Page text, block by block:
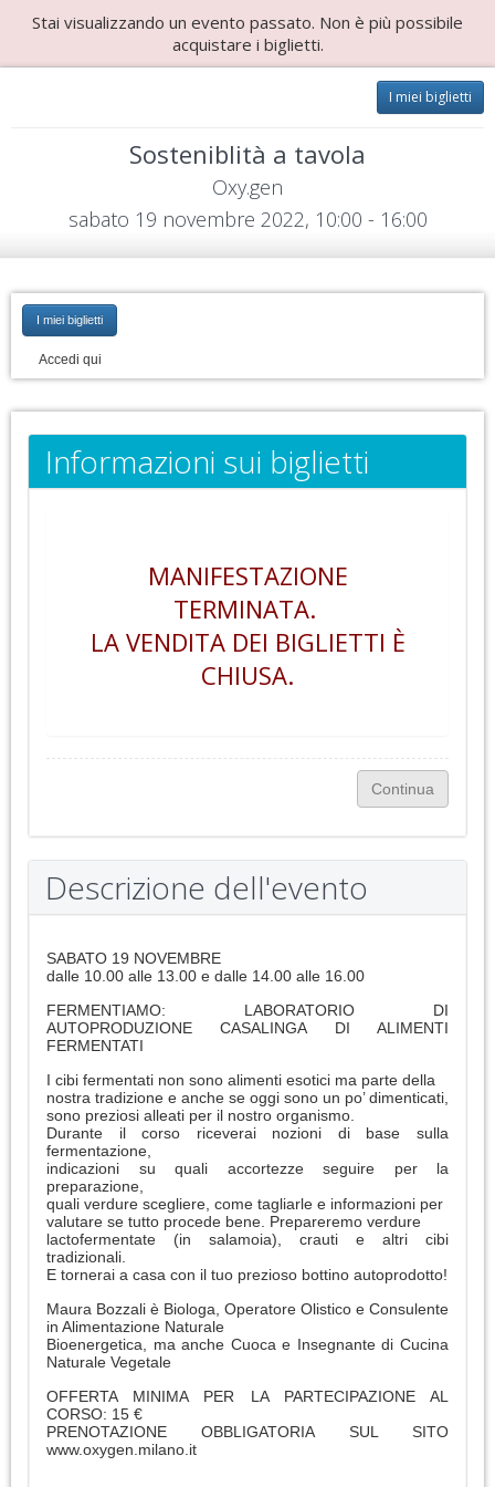
Stai visualizzando un evento passato. Non è più possibile
acquistare i biglietti.
I miei biglietti
Sosteniblità a tavola
Oxy.gen
sabato 19 novembre 2022, 10:00 - 16:00
I miei biglietti
Accedi qui
Informazioni sui biglietti
MANIFESTAZIONE
TERMINATA.
LA VENDITA DEI BIGLIETTI È
CHIUSA.
Descrizione dell'evento
SABATO 19 NOVEMBRE
dalle 10.00 alle 13.00 e dalle 14.00 alle 16.00
FERMENTIAMO: LABORATORIO DI
AUTOPRODUZIONE CASALINGA DI ALIMENTI
FERMENTATI
I cibi fermentati non sono alimenti esotici ma parte della
nostra tradizione e anche se oggi sono un po’ dimenticati,
sono preziosi alleati per il nostro organismo.
Durante il corso riceverai nozioni di base sulla
fermentazione,
indicazioni su quali accortezze seguire per la
preparazione,
quali verdure scegliere, come tagliarle e informazioni per
valutare se tutto procede bene. Prepareremo verdure
lactofermentate (in salamoia), crauti e altri cibi
tradizionali.
E tornerai a casa con il tuo prezioso bottino autoprodotto!
Maura Bozzali è Biologa, Operatore Olistico e Consulente
in Alimentazione Naturale
Bioenergetica, ma anche Cuoca e Insegnante di Cucina
Naturale Vegetale
OFFERTA MINIMA PER LA PARTECIPAZIONE AL
CORSO: 15 €
PRENOTAZIONE OBBLIGATORIA SUL SITO
www.oxygen.milano.it